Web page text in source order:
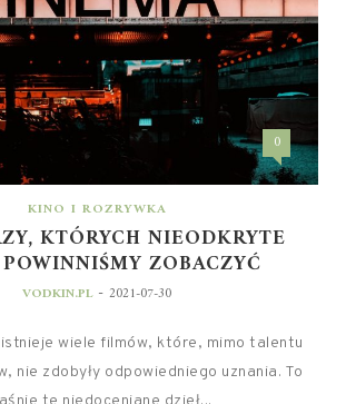
0
KINO I ROZRYWKA
KTÓRYCH NIEODKRYTE
ZOBACZYĆ
VODKIN.PL - 2021-07-30
wiele filmów, które, mimo talentu
nie zdobyły odpowiedniego uznania. To